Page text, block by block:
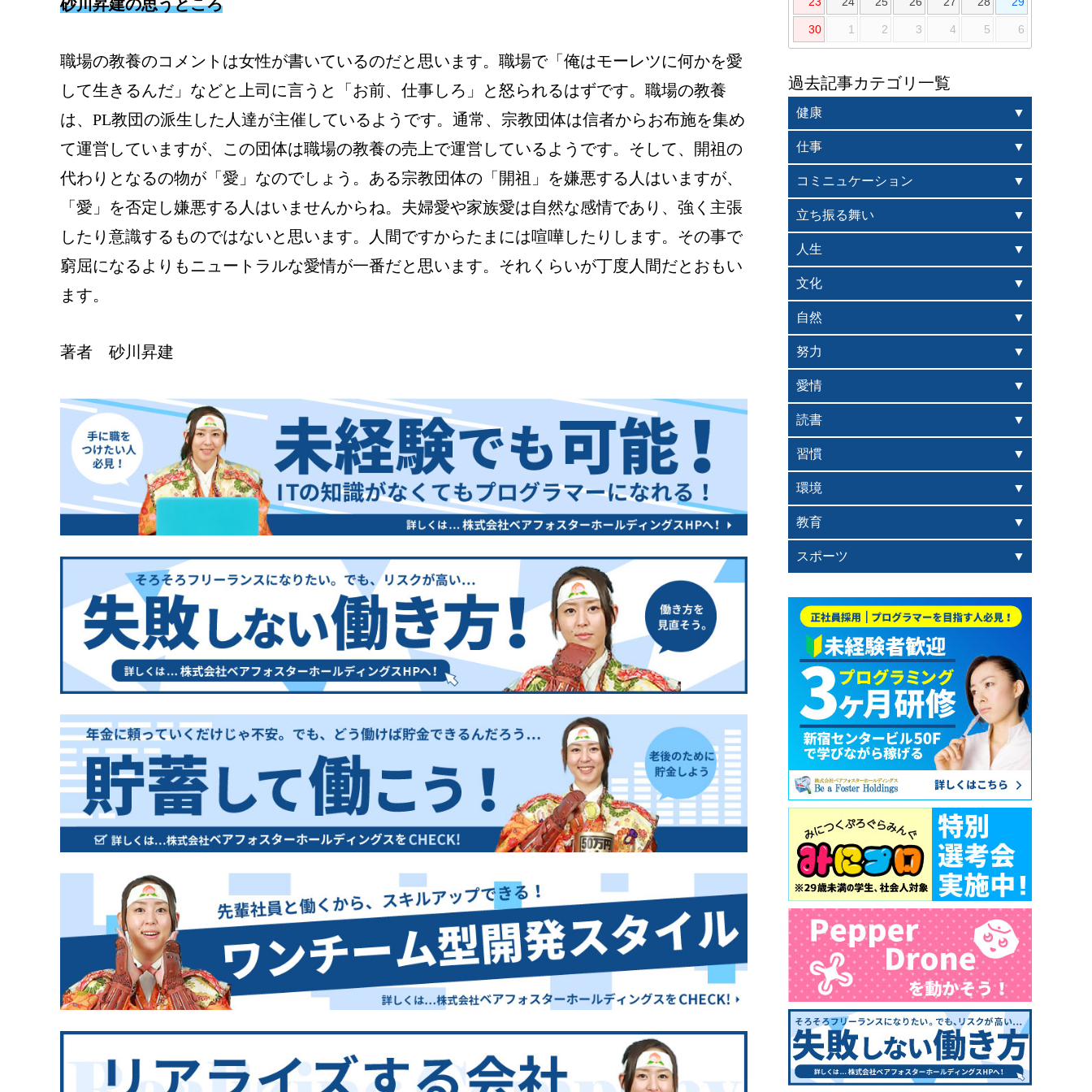
砂川昇建の思うところ
職場の教養のコメントは女性が書いているのだと思います。職場で「俺はモーレツに何かを愛
して生きるんだ」などと上司に言うと「お前、仕事しろ」と怒られるはずです。職場の教養
は、PL教団の派生した人達が主催しているようです。通常、宗教団体は信者からお布施を集め
て運営していますが、この団体は職場の教養の売上で運営しているようです。そして、開祖の
代わりとなるの物が「愛」なのでしょう。ある宗教団体の「開祖」を嫌悪する人はいますが、
「愛」を否定し嫌悪する人はいませんからね。夫婦愛や家族愛は自然な感情であり、強く主張
したり意識するものではないと思います。人間ですからたまには喧嘩したりします。その事で
窮屈になるよりもニュートラルな愛情が一番だと思います。それくらいが丁度人間だとおもい
ます。
著者 砂川昇建
30 1 2 3 4 5 6
過去記事カテゴリ一覧
健康
仕事
コミニュケーション
立ち振る舞い
人生
文化
自然
努力
愛情
読書
習慣
環境
教育
スポーツ